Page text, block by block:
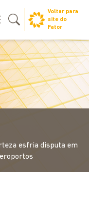
Voltar para
site do
Fator
esfria disputa em